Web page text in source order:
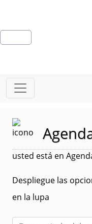
usted está en
Despliegue las
en la lupa